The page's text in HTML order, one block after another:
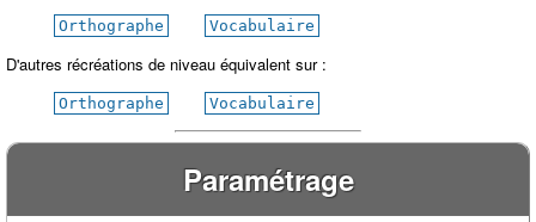
Orthographe Vocabulaire
D'autres récréations de niveau équivalent sur :
Orthographe Vocabulaire
Paramétrage